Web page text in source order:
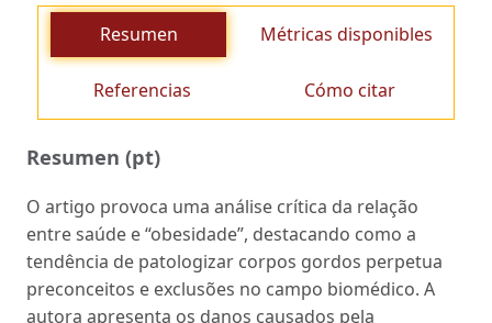
Resumen Métricas disponibles
Referencias Cómo citar
Resumen (pt)
O artigo provoca uma análise crítica da relação
entre saúde e “obesidade”, destacando como a
tendência de patologizar corpos gordos perpetua
preconceitos e exclusões no campo biomédico. A
autora apresenta os danos causados pela